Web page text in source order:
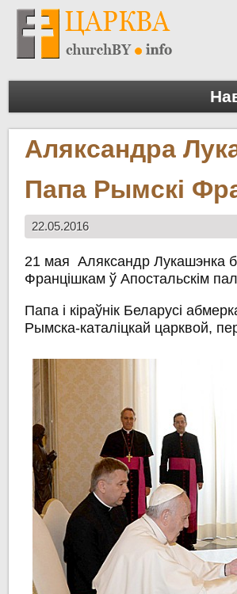
Аляксандра
Папа Рымскі
22.05.2016
21 мая Аляксандр Лукашэнка
Францішкам ў Апостальскім
Папа і кіраўнік Беларусі
Рымска-каталіцкай царквой,